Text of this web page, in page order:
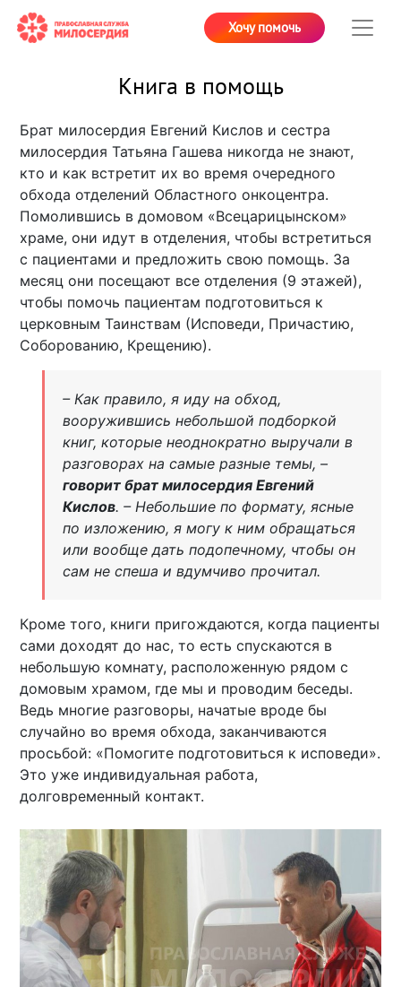
Хочу помочь
Книга в помощь
Брат милосердия Евгений Кислов и сестра
милосердия Татьяна Гашева никогда не знают,
кто и как встретит их во время очередного
обхода отделений Областного онкоцентра.
Помолившись в домовом «Всецарицынском»
храме, они идут в отделения, чтобы встретиться
с пациентами и предложить свою помощь. За
месяц они посещают все отделения (9 этажей),
чтобы помочь пациентам подготовиться к
церковным Таинствам (Исповеди, Причастию,
Соборованию, Крещению).
– Как правило, я иду на обход,
вооружившись небольшой подборкой
книг, которые неоднократно выручали в
разговорах на самые разные темы, –
говорит брат милосердия Евгений
Кислов. – Небольшие по формату, ясные
по изложению, я могу к ним обращаться
или вообще дать подопечному, чтобы он
сам не спеша и вдумчиво прочитал.
Кроме того, книги пригождаются, когда пациенты
сами доходят до нас, то есть спускаются в
небольшую комнату, расположенную рядом с
домовым храмом, где мы и проводим беседы.
Ведь многие разговоры, начатые вроде бы
случайно во время обхода, заканчиваются
просьбой: «Помогите подготовиться к исповеди».
Это уже индивидуальная работа,
долговременный контакт.